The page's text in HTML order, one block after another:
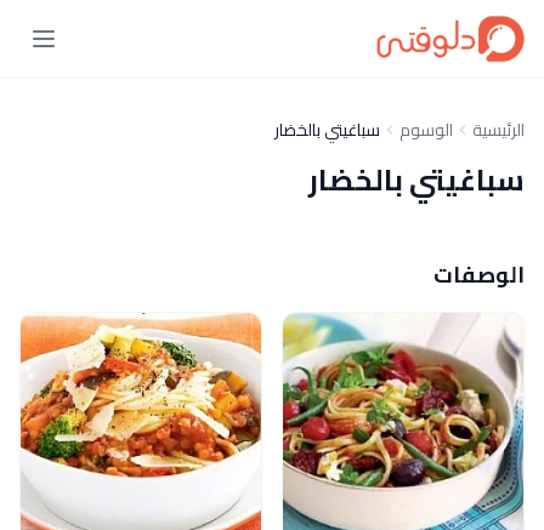
الرئيسية الوسوم سباغيتي بالخضار
سباغيتي بالخضار
الوصفات